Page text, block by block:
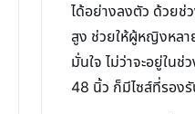
ได้อย่างลงตัว ด้วย
สูง ช่วยให้ผู้หญิงหลา
มั่นใจ ไม่ว่าจะอยู่ใน
48 นิ้ว ก็มีไซส์ที่รอง